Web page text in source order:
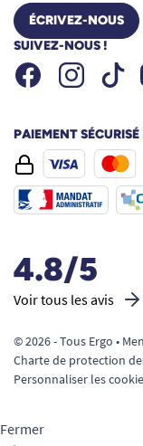
ÉCRIVEZ-NOUS
SUIVEZ-NOUS !
Facebook
PAIEMENT SÉCURISÉ
4.8/5
Voir tous les avis
© 2026 - Tous Ergo •
Charte de protection
Personnaliser les
Fermer